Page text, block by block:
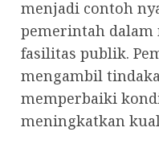
menjadi contoh
pemerintah dalam
fasilitas publik.
mengambil
memperbaiki
meningkatkan